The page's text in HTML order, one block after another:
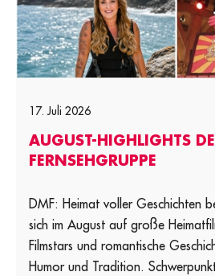
17. Juli 2026
AUGUST-HIGHLIGHTS
FERNSEHGRUPPE
DMF: Heimat voller Geschichten
sich im August auf große
Filmstars und romantische
Humor und Tradition.